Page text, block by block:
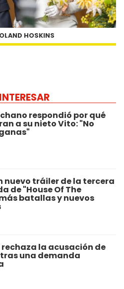
HOSKINS
respondió por qué
a su nieto Vito: "No
nuevo tráiler de la tercera
de "House Of The
batallas y nuevos
la acusación de
tras una demanda